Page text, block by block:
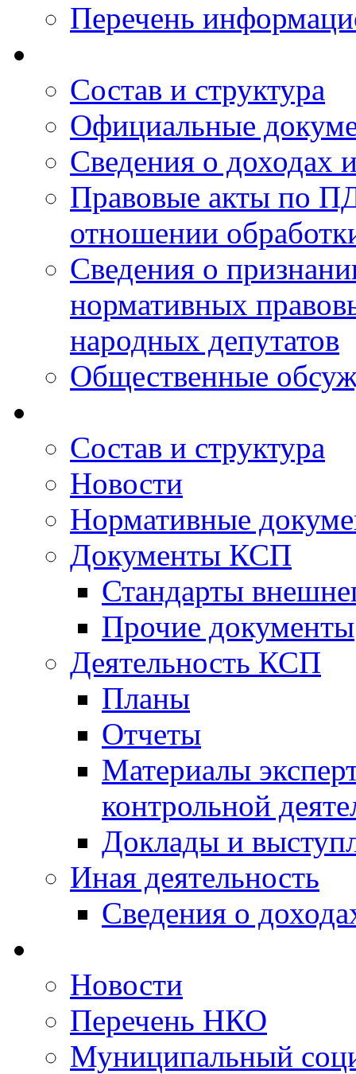
Перечень
Состав и структура
Официальные
Сведения о доходах
Правовые акты по
отношении
Сведения о
нормативных
народных депутатов
Общественные
Состав и структура
Новости
Нормативные
Документы КСП
Стандарты
Прочие документы
Деятельность КСП
Планы
Отчеты
Материалы
контрольной
Доклады и
Иная деятельность
Сведения о
Новости
Перечень НКО
Муниципальный